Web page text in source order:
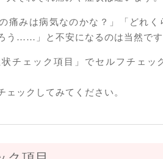
痛みは病気なのかな？」「どれく
う……」と不安になるのは当然です
チェック項目」でセルフチェッ
ェックしてみてください。